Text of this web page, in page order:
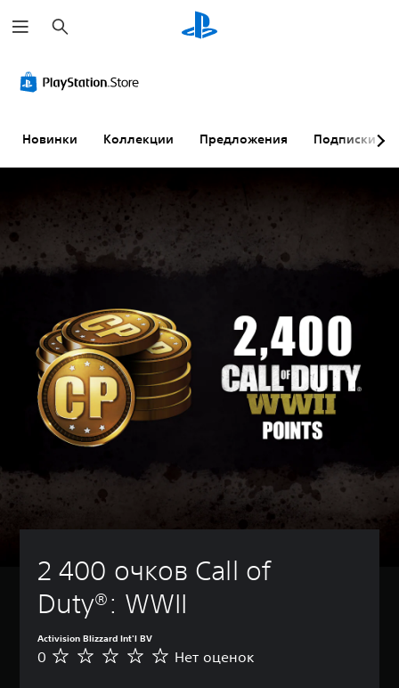
о
и
Новинки Коллекции Предложения Подписки
2 400 очков Call of
Duty®: WWII
Activision Blizzard Int'l BV
Н
0 Нет оценок